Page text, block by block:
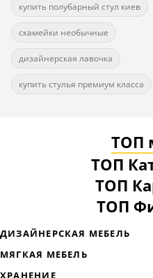
купить полубарный стул киев
скамейки необычные
дизайнерская лавочка
купить стулья премиум класса
ТОП
ТОП
ТОП
ТОП